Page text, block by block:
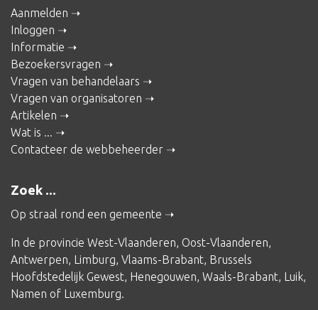
Aanmelden
Inloggen
Informatie
Bezoekersvragen
Vragen van behandelaars
Vragen van organisatoren
Artikelen
Wat is ...
Contacteer de webbeheerder
Zoek ...
Op straal rond een gemeente
In de provincie West-Vlaanderen, Oost-Vlaanderen,
Antwerpen, Limburg, Vlaams-Brabant, Brussels
Hoofdstedelijk Gewest, Henegouwen, Waals-Brabant, Luik,
Namen of Luxemburg.